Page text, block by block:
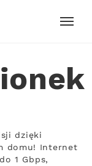
dzięki
domu! Internet
1 Gbps,